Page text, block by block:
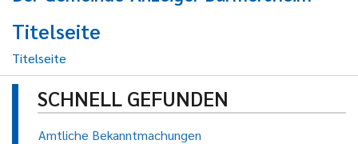
Titelseite
Titelseite
SCHNELL GEFUNDEN
Amtliche Bekanntmachungen